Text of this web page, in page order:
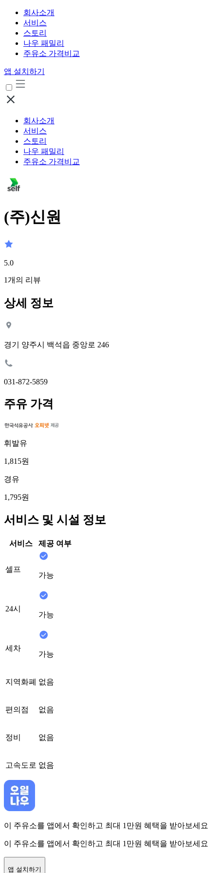
회사소개
서비스
스토리
나우 패밀리
주유소 가격비교
앱 설치하기
회사소개
서비스
스토리
나우 패밀리
주유소 가격비교
(주)신원
5.0
1개의 리뷰
상세 정보
경기 양주시 백석읍 중앙로 246
031-872-5859
주유 가격
휘발유
1,815원
경유
1,795원
서비스 및 시설 정보
서비스 제공 여부
셀프
가능
24시
가능
세차
가능
지역화폐 없음
편의점 없음
정비 없음
고속도로 없음
이 주유소를 앱에서 확인하고 최대 1만원 혜택을 받아보세요
이 주유소를 앱에서 확인하고 최대 1만원 혜택을 받아보세요
앱 설치하기